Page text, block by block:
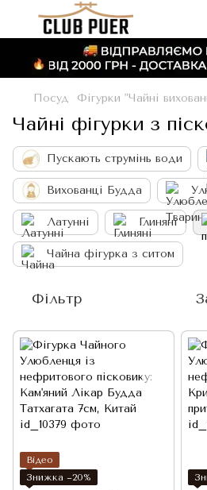
Посуд Фігурки "Чайні
Чайні фігурки з
Пускають струмінь води
Вихованці Будда
Латунні Глиняні
Чайна фігурка з ситом
Фільтр
Відео
Знижка −20%